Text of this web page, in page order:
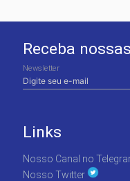
Receba
Newsletter
Links
Nosso Canal no
Nosso Twitter